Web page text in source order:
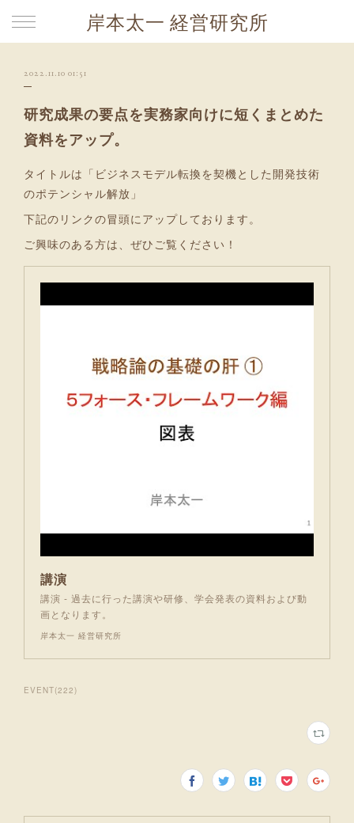
岸本太一 経営研究所
2022.11.10 01:51
研究成果の要点を実務家向けに短くまとめた
資料をアップ。
タイトルは「ビジネスモデル転換を契機とした開発技術
のポテンシャル解放」
下記のリンクの冒頭にアップしております。
ご興味のある方は、ぜひご覧ください！
講演
講演 - 過去に行った講演や研修、学会発表の資料および動
画となります。
岸本太一 経営研究所
EVENT(222)